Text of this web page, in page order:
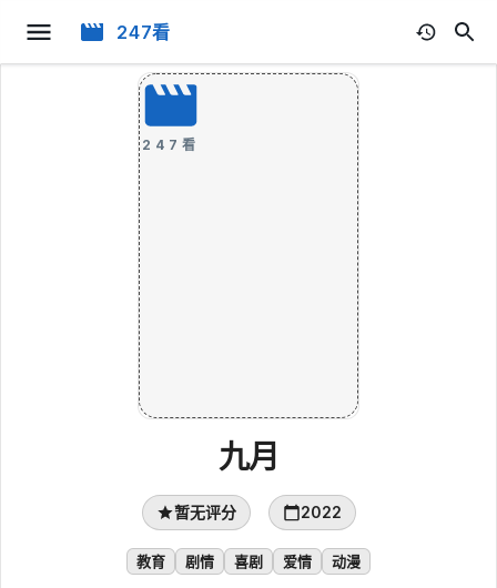
247看
247看
九月
暂无评分 2022
教育 剧情 喜剧 爱情 动漫